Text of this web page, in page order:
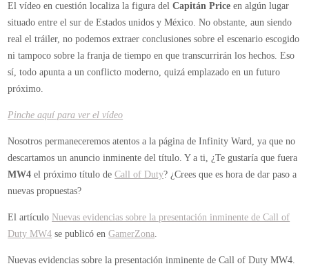
El vídeo en cuestión localiza la figura delCapitán Price en algún lugar
situado entre el sur de Estados unidos y México. No obstante, aun siendo
real el tráiler, no podemos extraer conclusiones sobre el escenario escogido
ni tampoco sobre la franja de tiempo en que transcurrirán los hechos. Eso
sí, todo apunta a un conflicto moderno, quizá emplazado en un futuro
próximo.
Pinche aquí para ver el vídeo
Nosotros permaneceremos atentos a la página de Infinity Ward, ya que no
descartamos un anuncio inminente del título. Y a ti, ¿Te gustaría que fuera
MW4 el próximo título deCall of Duty? ¿Crees que es hora de dar paso a
nuevas propuestas?
El artículo Nuevas evidencias sobre la presentación inminente de Call of
Duty MW4 se publicó enGamerZona.
Nuevas evidencias sobre la presentación inminente de Call of Duty MW4.